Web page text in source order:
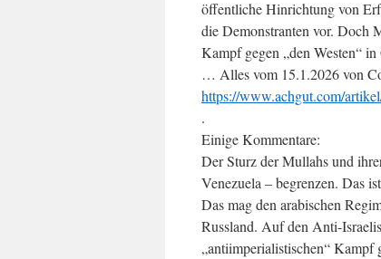
öffentliche Hinrichtung von
die Demonstranten vor. Doch
Kampf gegen „den Westen“
… Alles vom 15.1.2026 von
https://www.achgut.com/
.
Einige Kommentare:
Der Sturz der Mullahs und
Venezuela – begrenzen. Das
Das mag den arabischen
Russland. Auf den Anti-
„antiimperialistischen“ Kampf